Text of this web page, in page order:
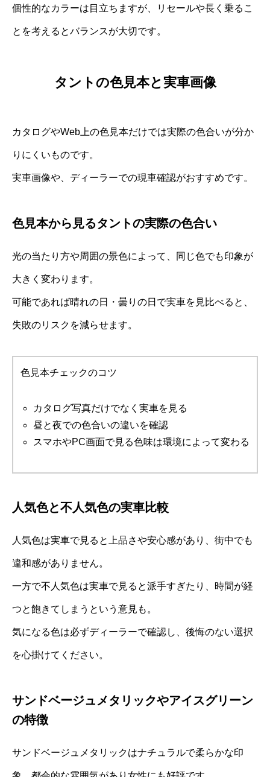
個性的なカラーは目立ちますが、リセールや長く乗るこ
とを考えるとバランスが大切です。
タントの色見本と実車画像
カタログやWeb上の色見本だけでは実際の色合いが分か
りにくいものです。
実車画像や、ディーラーでの現車確認がおすすめです。
色見本から見るタントの実際の色合い
光の当たり方や周囲の景色によって、同じ色でも印象が
大きく変わります。
可能であれば晴れの日・曇りの日で実車を見比べると、
失敗のリスクを減らせます。
色見本チェックのコツ
カタログ写真だけでなく実車を見る
昼と夜での色合いの違いを確認
スマホやPC画面で見る色味は環境によって変わる
人気色と不人気色の実車比較
人気色は実車で見ると上品さや安心感があり、街中でも
違和感がありません。
一方で不人気色は実車で見ると派手すぎたり、時間が経
つと飽きてしまうという意見も。
気になる色は必ずディーラーで確認し、後悔のない選択
を心掛けてください。
サンドベージュメタリックやアイスグリーン
の特徴
サンドベージュメタリックはナチュラルで柔らかな印